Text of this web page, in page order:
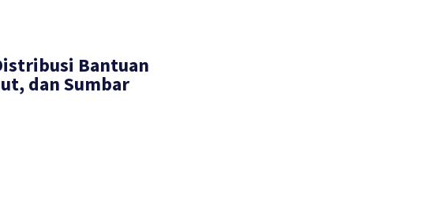
Bantuan
dan Sumbar